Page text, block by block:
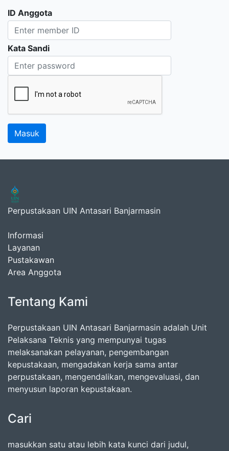
ID Anggota
Kata Sandi
Perpustakaan UIN Antasari Banjarmasin
Informasi
Layanan
Pustakawan
Area Anggota
Tentang Kami
Perpustakaan UIN Antasari Banjarmasin adalah Unit
Pelaksana Teknis yang mempunyai tugas
melaksanakan pelayanan, pengembangan
kepustakaan, mengadakan kerja sama antar
perpustakaan, mengendalikan, mengevaluasi, dan
menyusun laporan kepustakaan.
Cari
masukkan satu atau lebih kata kunci dari judul,